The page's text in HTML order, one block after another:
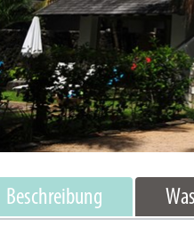
Beschreibung